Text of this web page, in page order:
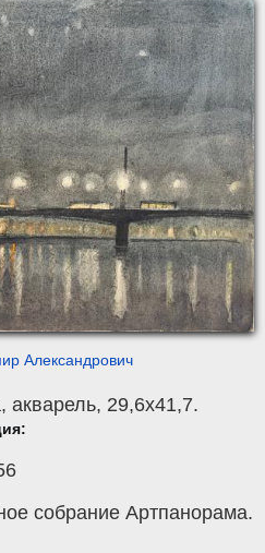
Александрович
, акварель, 29,6x41,7.
собрание Артпанорама.